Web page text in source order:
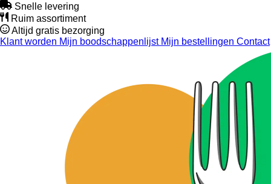
Snelle levering
Ruim assortiment
Altijd gratis bezorging
Klant worden Mijn boodschappenlijstMijn bestellingen Contact